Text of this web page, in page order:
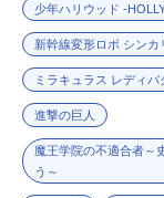
少年ハリウッド -
新幹線変形ロボ シンカ
ミラキュラス レディ
進撃の巨人
魔王学院の不適合者～
う～